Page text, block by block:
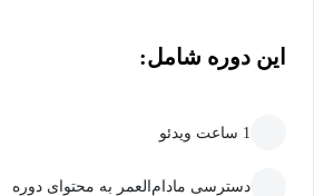
این دوره شامل:
1 ساعت ویدئو
دسترسی مادام‌العمر به محتوای دوره